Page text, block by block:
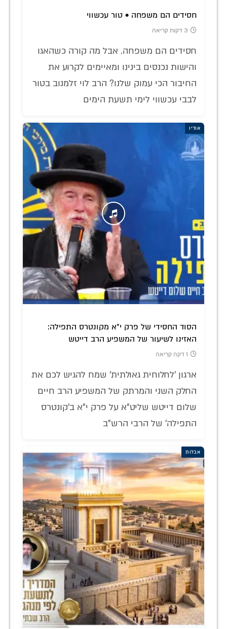
חסידים הם משפחה • טור עכשווי
3 דקות קריאה
חסידים הם משפחה. אבל מה קורה כשהאגו
והישות נכנסים בינינו ומאיימים לקרוע את
החיבור הכי עמוק שלנו? הרב לוי זלמנוב בטור
לבבי עכשווי לימי תשעת הימים
אודיו
הסוד החסידי של פרק י"א מקונטרס התפילה:
האזינו לשיעור של המשפיע הרב דייטש
1 דקה קריאה
ארגון 'לחלוחית גאולתית' שמח להגיש לכם את
החלק השני והמרתק של המשפיע הרב חיים
שלום דייטש שליט"א על פרק י"א ב'קונטרס
התפילה' של הרבי הרש"ב
אבלות